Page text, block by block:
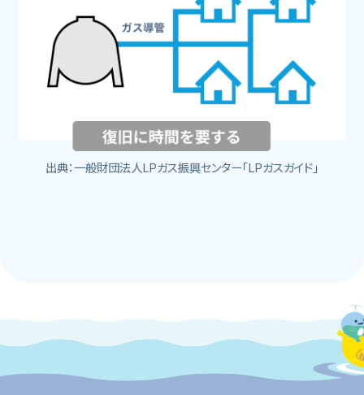
出典：一般財団法人LPガス振興センター「LPガスガイド」